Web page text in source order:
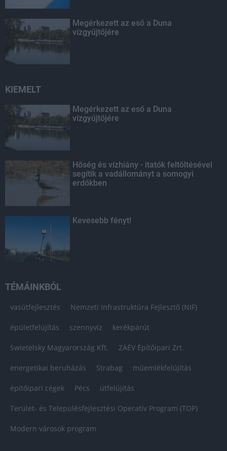
Megérkezett az eső a Duna
vízgyűjtőjére
KIEMELT
Megérkezett az eső a Duna
vízgyűjtőjére
Hőség és vízhiány - itatók feltöltésével
segítik a vadállományt a somogyi
erdőkben
Kevesebb fényt!
TÉMÁINKBÓL
vasútfejlesztés Nemzeti Infrastruktúra Fejlesztő (NIF)
épületfelújítás szennyvíz kerékpárút
Swietelsky Magyarország Kft. ZÁÉV Építőipari Zrt.
energetikai beruházás Strabag műemlékfelújítás
építőipari cégek Pécs útfelújítás
Terület- és Településfejlesztési Operatív Program (TOP)
Modern városok program